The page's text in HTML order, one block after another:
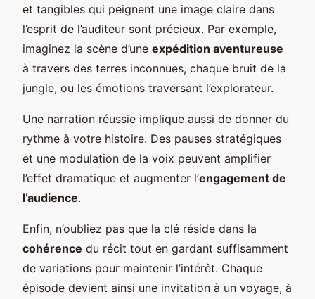
et tangibles qui peignent une image claire dans
l’esprit de l’auditeur sont précieux. Par exemple,
imaginez la scène d’une expédition aventureuse
à travers des terres inconnues, chaque bruit de la
jungle, ou les émotions traversant l’explorateur.
Une narration réussie implique aussi de donner du
rythme à votre histoire. Des pauses stratégiques
et une modulation de la voix peuvent amplifier
l’effet dramatique et augmenter l’engagement de
l’audience.
Enfin, n’oubliez pas que la clé réside dans la
cohérence du récit tout en gardant suffisamment
de variations pour maintenir l’intérêt. Chaque
épisode devient ainsi une invitation à un voyage, à